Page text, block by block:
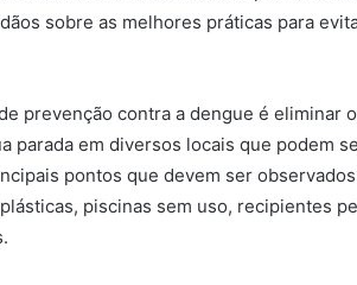
sobre as melhores práticas para
prevenção contra a dengue é eliminar
parada em diversos locais que podem
pontos que devem ser
piscinas sem uso, recipientes